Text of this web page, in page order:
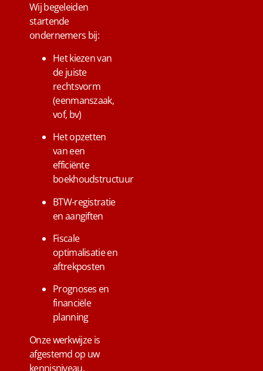
Wij begeleiden
startende
ondernemers bij:
Het kiezen van
de juiste
rechtsvorm
(eenmanszaak,
vof, bv)
Het opzetten
van een
efficiënte
boekhoudstructuur
BTW-registratie
en aangiften
Fiscale
optimalisatie en
aftrekposten
Prognoses en
financiële
planning
Onze werkwijze is
afgestemd op uw
kennisniveau.